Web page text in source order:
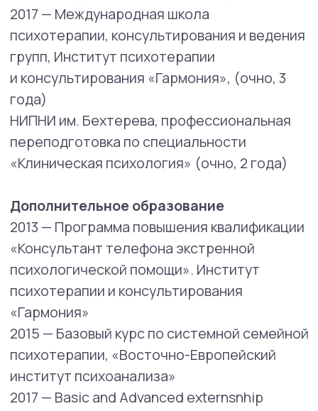
поведения, профессиональная подготовка
поведения
2022 — Ассоциация когнитивно-
поведенческой терапии, базовый
и продвинутый курс
2022 — «Обучающий курс по работе
с гиперконтролем, Томас Линч
Уди Орен
2023−2024 — «Работа с обессивно-
2024 — «Работа в МБТ», центр А. Фрейд,
Вводный и базовый курс
2023−2026 — «Сексотерапия», Европейская
международная программа переподготовки
2025 — нейродрайв — современные аспекты
диагностики и терапии расстройств
нейроразвития
Проблемы, с которыми может помочь
Проблемы в паре,
нарушения эмоциональной регуляции